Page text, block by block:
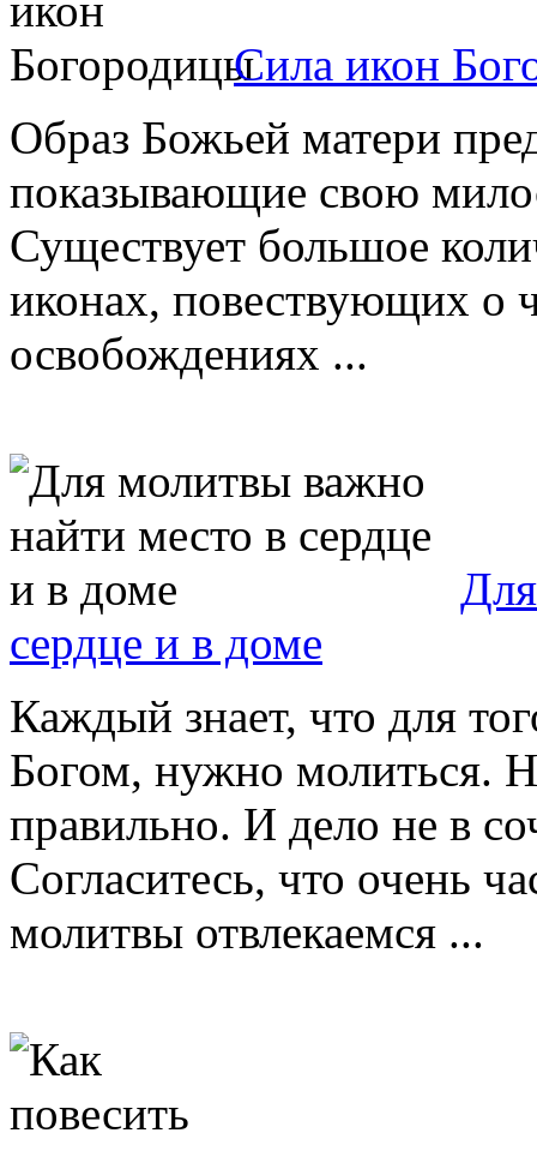
Сила икон
Образ Божьей матери
показывающие свою
Существует большое
иконах, повествующих о
освобождениях ...
сердце и в доме
Каждый знает, что для
Богом, нужно молиться.
правильно. И дело не в
Согласитесь, что очень
молитвы отвлекаемся ...